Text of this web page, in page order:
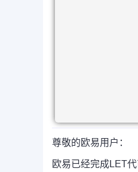
尊敬的欧易用户：
欧易已经完成LET